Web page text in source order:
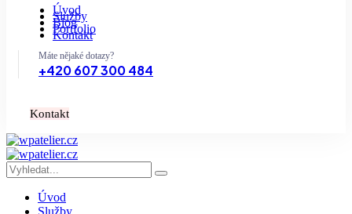
Úvod
Služby
Blog
Portfolio
Kontakt
Máte nějaké dotazy?
+420 607 300 484
Kontakt
Úvod
Služby